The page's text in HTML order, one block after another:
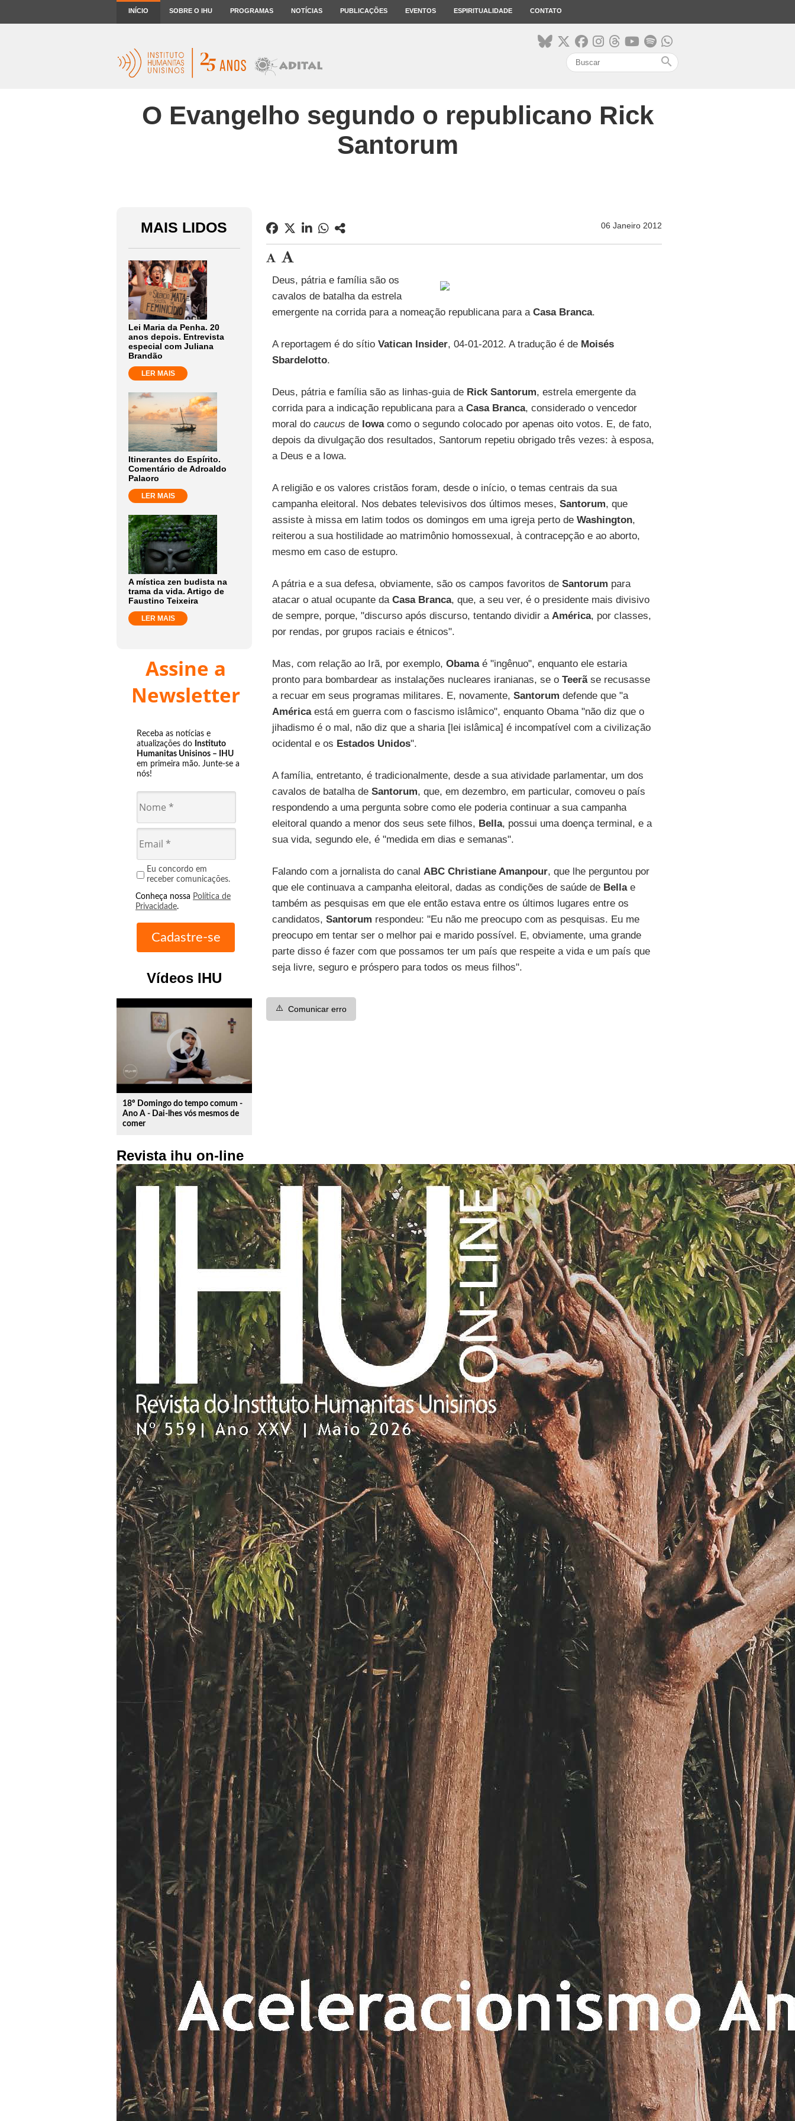
INÍCIO SOBRE O IHU PROGRAMAS NOTÍCIAS PUBLICAÇÕES EVENTOS ESPIRITUALIDADE CONTATO
search
O Evangelho segundo o republicano Rick
Santorum
MAIS LIDOS
Lei Maria da Penha. 20
anos depois. Entrevista
especial com Juliana
Brandão
LER MAIS
Itinerantes do Espírito.
Comentário de Adroaldo
Palaoro
LER MAIS
A mística zen budista na
trama da vida. Artigo de
Faustino Teixeira
LER MAIS
Assine a
Newsletter
Receba as notícias e
atualizações do Instituto
Humanitas Unisinos – IHU
em primeira mão. Junte-se a
nós!
Eu concordo em
receber comunicações.
Conheça nossa Política de
Privacidade.
Vídeos IHU
play_circle_outline
18º Domingo do tempo comum -
Ano A - Dai-lhes vós mesmos de
comer
Revista ihu on-line
06 Janeiro 2012
Deus, pátria e família são os
cavalos de batalha da estrela
emergente na corrida para a nomeação republicana para a Casa Branca.
A reportagem é do sítio Vatican Insider, 04-01-2012. A tradução é de Moisés
Sbardelotto.
Deus, pátria e família são as linhas-guia de Rick Santorum, estrela emergente da
corrida para a indicação republicana para a Casa Branca, considerado o vencedor
moral do caucus de Iowa como o segundo colocado por apenas oito votos. E, de fato,
depois da divulgação dos resultados, Santorum repetiu obrigado três vezes: à esposa,
a Deus e a Iowa.
A religião e os valores cristãos foram, desde o início, o temas centrais da sua
campanha eleitoral. Nos debates televisivos dos últimos meses, Santorum, que
assiste à missa em latim todos os domingos em uma igreja perto de Washington,
reiterou a sua hostilidade ao matrimônio homossexual, à contracepção e ao aborto,
mesmo em caso de estupro.
A pátria e a sua defesa, obviamente, são os campos favoritos de Santorum para
atacar o atual ocupante da Casa Branca, que, a seu ver, é o presidente mais divisivo
de sempre, porque, "discurso após discurso, tentando dividir a América, por classes,
por rendas, por grupos raciais e étnicos".
Mas, com relação ao Irã, por exemplo, Obama é "ingênuo", enquanto ele estaria
pronto para bombardear as instalações nucleares iranianas, se o Teerã se recusasse
a recuar em seus programas militares. E, novamente, Santorum defende que "a
América está em guerra com o fascismo islâmico", enquanto Obama "não diz que o
jihadismo é o mal, não diz que a sharia [lei islâmica] é incompatível com a civilização
ocidental e os Estados Unidos".
A família, entretanto, é tradicionalmente, desde a sua atividade parlamentar, um dos
cavalos de batalha de Santorum, que, em dezembro, em particular, comoveu o país
respondendo a uma pergunta sobre como ele poderia continuar a sua campanha
eleitoral quando a menor dos seus sete filhos, Bella, possui uma doença terminal, e a
sua vida, segundo ele, é "medida em dias e semanas".
Falando com a jornalista do canal ABC Christiane Amanpour, que lhe perguntou por
que ele continuava a campanha eleitoral, dadas as condições de saúde de Bella e
também as pesquisas em que ele então estava entre os últimos lugares entre os
candidatos, Santorum respondeu: "Eu não me preocupo com as pesquisas. Eu me
preocupo em tentar ser o melhor pai e marido possível. E, obviamente, uma grande
parte disso é fazer com que possamos ter um país que respeite a vida e um país que
seja livre, seguro e próspero para todos os meus filhos".
⚠️ Comunicar erro